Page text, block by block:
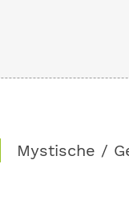
Mystische /